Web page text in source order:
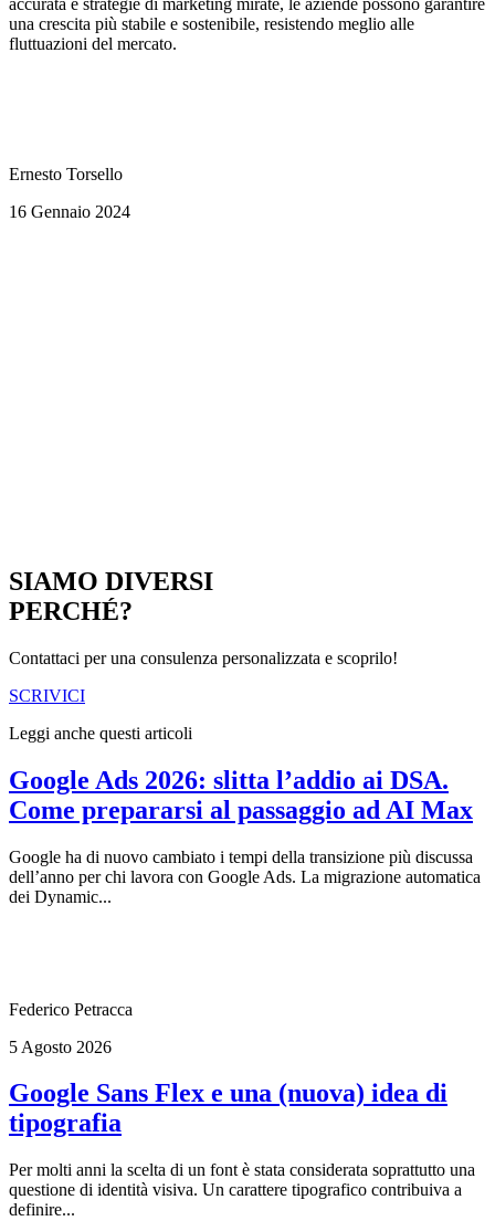
accurata e strategie di marketing mirate, le aziende possono garantire
una crescita più stabile e sostenibile, resistendo meglio alle
fluttuazioni del mercato.
Ernesto Torsello
16 Gennaio 2024
SIAMO DIVERSI
PERCHÉ?
Contattaci per una consulenza personalizzata e scoprilo!
SCRIVICI
Leggi anche questi articoli
Google Ads 2026: slitta l’addio ai DSA.
Come prepararsi al passaggio ad AI Max
Google ha di nuovo cambiato i tempi della transizione più discussa
dell’anno per chi lavora con Google Ads. La migrazione automatica
dei Dynamic...
Federico Petracca
5 Agosto 2026
Google Sans Flex e una (nuova) idea di
tipografia
Per molti anni la scelta di un font è stata considerata soprattutto una
questione di identità visiva. Un carattere tipografico contribuiva a
definire...